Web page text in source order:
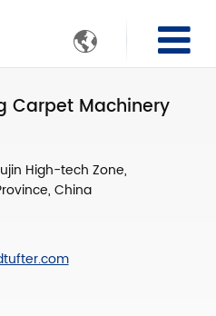

Carpet Machinery
High-tech Zone,
China